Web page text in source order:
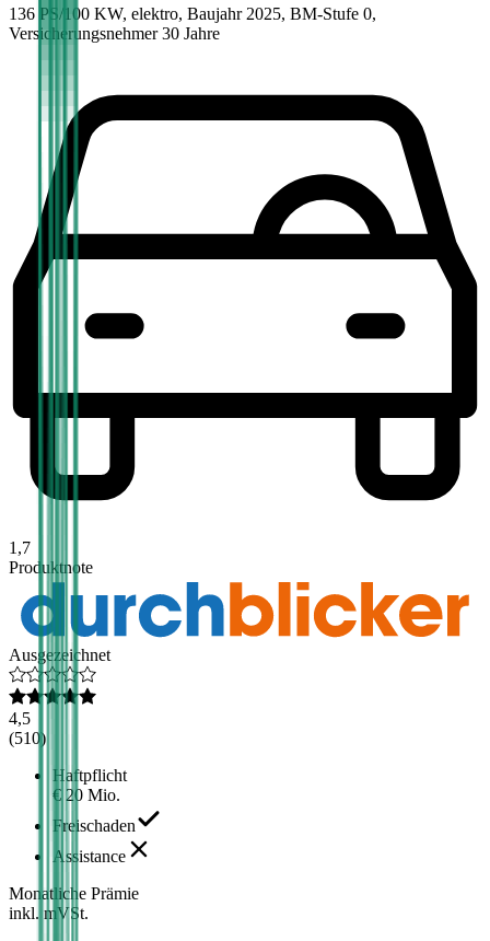
136 PS/100 KW, elektro, Baujahr 2025, BM-Stufe 0,
Versicherungsnehmer 30 Jahre
1,7
Produktnote
Ausgezeichnet
4,5
(510)
Haftpflicht
€ 20 Mio.
Freischaden
Assistance
Monatliche Prämie
inkl. mVSt.